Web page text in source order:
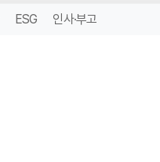
ESG 인사·부고